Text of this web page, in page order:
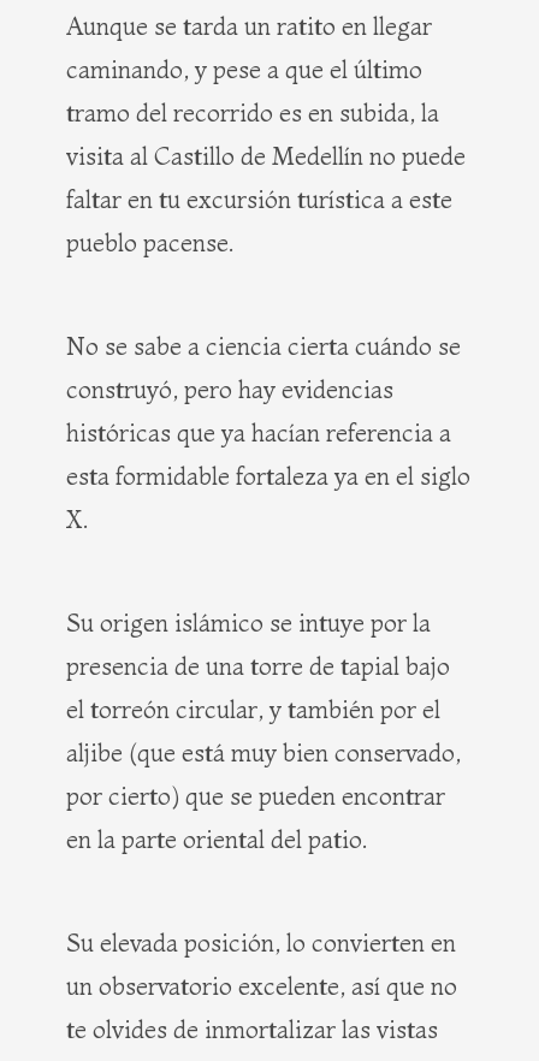
Aunque se tarda un ratito en llegar
caminando, y pese a que el último
tramo del recorrido es en subida, la
visita al Castillo de Medellín no puede
faltar en tu excursión turística a este
pueblo pacense.
No se sabe a ciencia cierta cuándo se
construyó, pero hay evidencias
históricas que ya hacían referencia a
esta formidable fortaleza ya en el siglo
X.
Su origen islámico se intuye por la
presencia de una torre de tapial bajo
el torreón circular, y también por el
aljibe (que está muy bien conservado,
por cierto) que se pueden encontrar
en la parte oriental del patio.
Su elevada posición, lo convierten en
un observatorio excelente, así que no
te olvides de inmortalizar las vistas